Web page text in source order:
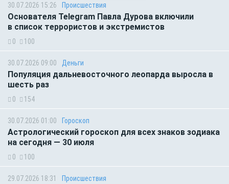
30.07.2026 15:26 Происшествия
Основателя Telegram Павла Дурова включили
в список террористов и экстремистов
0 100
30.07.2026 09:00 Деньги
Популяция дальневосточного леопарда выросла в
шесть раз
0 154
30.07.2026 01:00 Гороскоп
Астрологический гороскоп для всех знаков зодиака
на сегодня — 30 июля
0 100
29.07.2026 18:31 Происшествия